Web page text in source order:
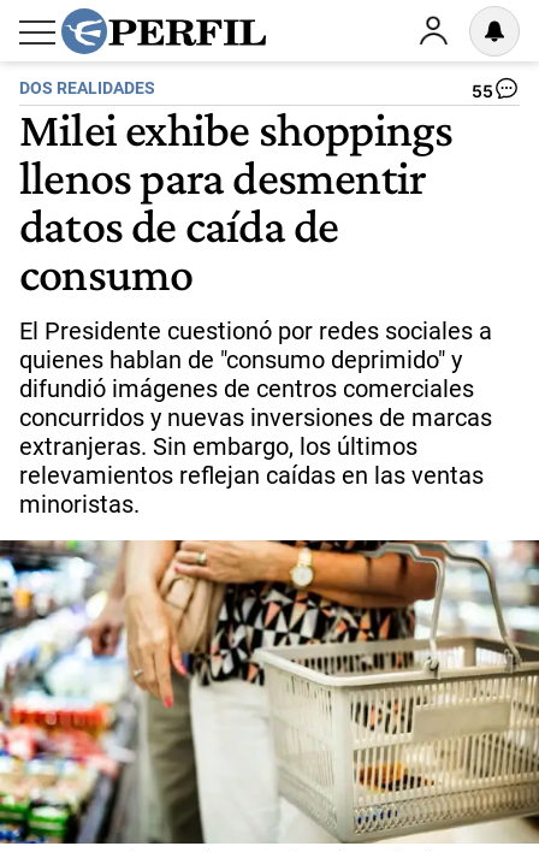
DOS REALIDADES 55
Milei exhibe shoppings
llenos para desmentir
datos de caída de
consumo
El Presidente cuestionó por redes sociales a
quienes hablan de "consumo deprimido" y
difundió imágenes de centros comerciales
concurridos y nuevas inversiones de marcas
extranjeras. Sin embargo, los últimos
relevamientos reflejan caídas en las ventas
minoristas.